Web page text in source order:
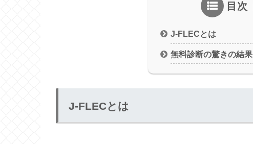
目次
J-FLECとは
無料診断の驚きの結果
J-FLECとは